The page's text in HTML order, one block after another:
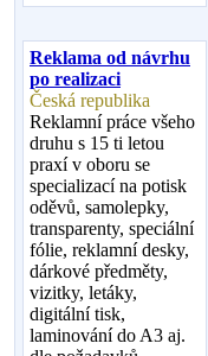
Reklama od návrhu
po realizaci
Česká republika
Reklamní práce všeho
druhu s 15 ti letou
praxí v oboru se
specializací na potisk
oděvů, samolepky,
transparenty, speciální
fólie, reklamní desky,
dárkové předměty,
vizitky, letáky,
digitální tisk,
laminování do A3 aj.